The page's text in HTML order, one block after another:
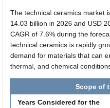
The technical ceramics market
14.03 billion in 2026 and USD
CAGR of 7.6% during the
technical ceramics is rapidly
demand for materials that can
thermal, and chemical
Scope of
Years Considered for the